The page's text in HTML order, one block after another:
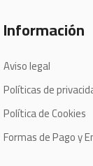
Información
Aviso legal
Políticas de
Política de Cookies
Formas de Pago y